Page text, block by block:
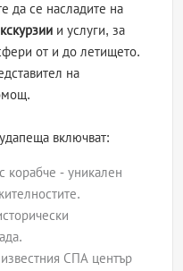
да се насладите на
и услуги, за
от и до летището.
на
включват:
корабче - уникален
СПА център